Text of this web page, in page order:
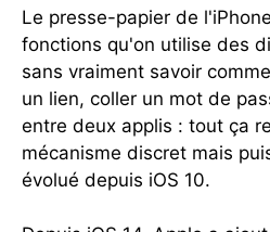
Le presse-papier de
fonctions qu'on utilise des
sans vraiment savoir
un lien, coller un mot de
entre deux applis : tout ça
mécanisme discret mais
évolué depuis iOS 10.